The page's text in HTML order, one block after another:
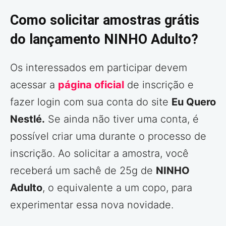
Como solicitar amostras grátis
do lançamento NINHO Adulto?
Os interessados em participar devem
acessar a página oficial de inscrição e
fazer login com sua conta do site Eu Quero
Nestlé. Se ainda não tiver uma conta, é
possível criar uma durante o processo de
inscrição. Ao solicitar a amostra, você
receberá um sachê de 25g de NINHO
Adulto, o equivalente a um copo, para
experimentar essa nova novidade.